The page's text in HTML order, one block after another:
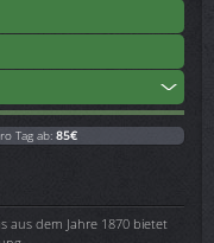
Tag ab: 85€
aus dem Jahre 1870 bietet